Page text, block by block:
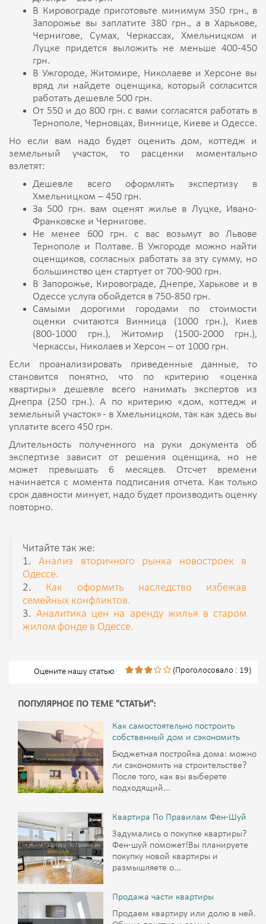
В Кировограде приготовьте минимум 350 грн., в
Запорожье вы заплатите 380 грн., а в Харькове,
Чернигове, Сумах, Черкассах, Хмельницком и
Луцке придется выложить не меньше 400-450
грн.
В Ужгороде, Житомире, Николаеве и Херсоне вы
вряд ли найдете оценщика, который согласится
работать дешевле 500 грн.
От 550 и до 800 грн. с вами согласятся работать в
Тернополе, Черновцах, Виннице, Киеве и Одессе.
Но если вам надо будет оценить дом, коттедж и
земельный участок, то расценки моментально
взлетят:
Дешевле всего оформлять экспертизу в
Хмельницком – 450 грн.
За 500 грн. вам оценят жилье в Луцке, Ивано-
Франковске и Чернигове.
Не менее 600 грн. с вас возьмут во Львове
Тернополе и Полтаве. В Ужгороде можно найти
оценщиков, согласных работать за эту сумму, но
большинство цен стартует от 700-900 грн.
В Запорожье, Кировограде, Днепре, Харькове и в
Одессе услуга обойдется в 750-850 грн.
Самыми дорогими городами по стоимости
оценки считаются Винница (1000 грн.), Киев
(800-1000 грн.), Житомир (1500-2000 грн.),
Черкассы, Николаев и Херсон – от 1000 грн.
Если проанализировать приведенные данные, то
становится понятно, что по критерию «оценка
квартиры» дешевле всего нанимать экспертов из
Днепра (250 грн.). А по критерию «дом, коттедж и
земельный участок» - в Хмельницком, так как здесь вы
уплатите всего 450 грн.
Длительность полученного на руки документа об
экспертизе зависит от решения оценщика, но не
может превышать 6 месяцев. Отсчет времени
начинается с момента подписания отчета. Как только
срок давности минует, надо будет производить оценку
повторно.
Читайте так же:
1.Анализ вторичного рынка новостроек в
Одессе.
2. Как оформить наследство избежав
семейных конфликтов.
3.Аналитика цен на аренду жилья в старом
жилом фонде в Одессе.
Оцените нашу статью (Проголосовало : 19)
ПОПУЛЯРНОЕ ПО ТЕМЕ "СТАТЬИ":
Как самостоятельно построить
собственный дом и сэкономить
Бюджетная постройка дома: можно
ли сэкономить на строительстве?
После того, как вы выберете
подходящий...
Квартира По Правилам Фен-Шуй
Задумались о покупке квартиры?
Фен-шуй поможет!Вы планируете
покупку новой квартиры и
размышляете о...
Продажа части квартиры
Продаем квартиру или долю в ней.